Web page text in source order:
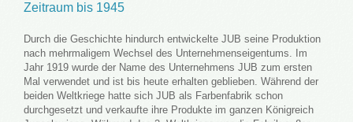
Zeitraum bis 1945
Durch die Geschichte hindurch entwickelte JUB seine Produktion
nach mehrmaligem Wechsel des Unternehmenseigentums. Im
Jahr 1919 wurde der Name des Unternehmens JUB zum ersten
Mal verwendet und ist bis heute erhalten geblieben. Während der
beiden Weltkriege hatte sich JUB als Farbenfabrik schon
durchgesetzt und verkaufte ihre Produkte im ganzen Königreich